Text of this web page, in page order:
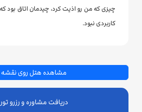
چیزی که من رو اذیت کرد، چیدمان اتاق بود
کاربردی نبود.
مشاهده هتل روی نقشه
دریافت مشاوره و رزرو تور